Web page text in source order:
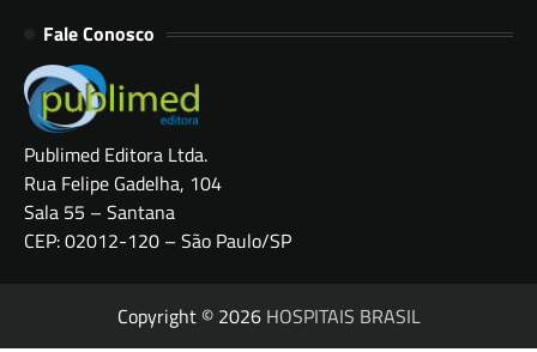
Fale Conosco
Publimed Editora Ltda.
Rua Felipe Gadelha, 104
Sala 55 – Santana
CEP: 02012-120 – São Paulo/SP
Copyright © 2026 HOSPITAIS BRASIL